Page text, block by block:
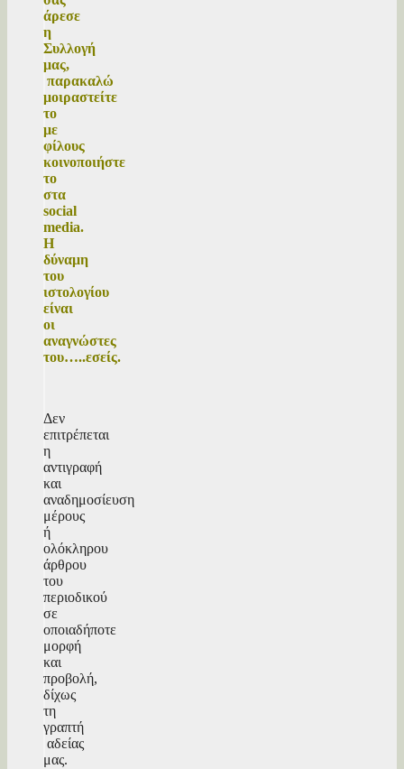
άρεσε
η
Συλλογή
μας,
παρακαλώ
μοιραστείτε
το
με
φίλους
κοινοποιήστε
το
στα
social
media.
Η
δύναμη
του
ιστολογίου
είναι
οι
αναγνώστες
του…..εσείς.
Δεν
επιτρέπεται
η
αντιγραφή
και
αναδημοσίευση
μέρους
ή
ολόκληρου
άρθρου
του
περιοδικού
σε
οποιαδήποτε
μορφή
και
προβολή,
δίχως
τη
γραπτή
αδείας
μας.